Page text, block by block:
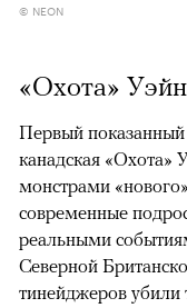
© NEON
«Охота»
Первый
канадская
монстрами
современные
реальными
Северной
тинейджеров